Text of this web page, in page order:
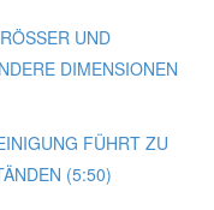
UND
DIMENSIONEN
FÜHRT ZU
(5:50)